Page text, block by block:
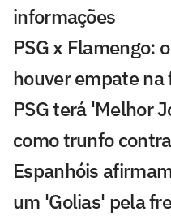
informações
PSG x Flamengo:
houver empate
PSG terá 'Melhor
como trunfo
Espanhóis
um 'Golias' pela